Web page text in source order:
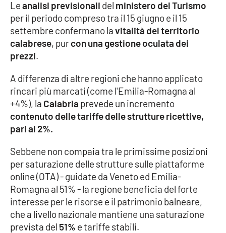
STREAMING
LaC TV
LaC Network
LaC OnAir
EDIZIONI
LOCALI
Crotone
Vibo Valentia
Reggio Calabria
Leanalisi previsionali del ministero del Turismo
per il periodo compreso tra il 15 giugno e il 15
settembre confermano lavitalità del territorio
calabrese, purcon una gestione oculata dei
prezzi.
A differenza di altre regioni che hanno applicato
rincari più marcati (come l'Emilia-Romagna al
+4%), la Calabria prevede un incremento
contenuto delle tariffe delle strutture ricettive,
pari al 2%.
Sebbene non compaia tra le primissime posizioni
per saturazione delle strutture sulle piattaforme
online (OTA) - guidate da Veneto ed Emilia-
Romagna al 51% - la regione beneficia del forte
interesse per le risorse e il patrimonio balneare,
che a livello nazionale mantiene una saturazione
prevista del 51% e tariffe stabili.